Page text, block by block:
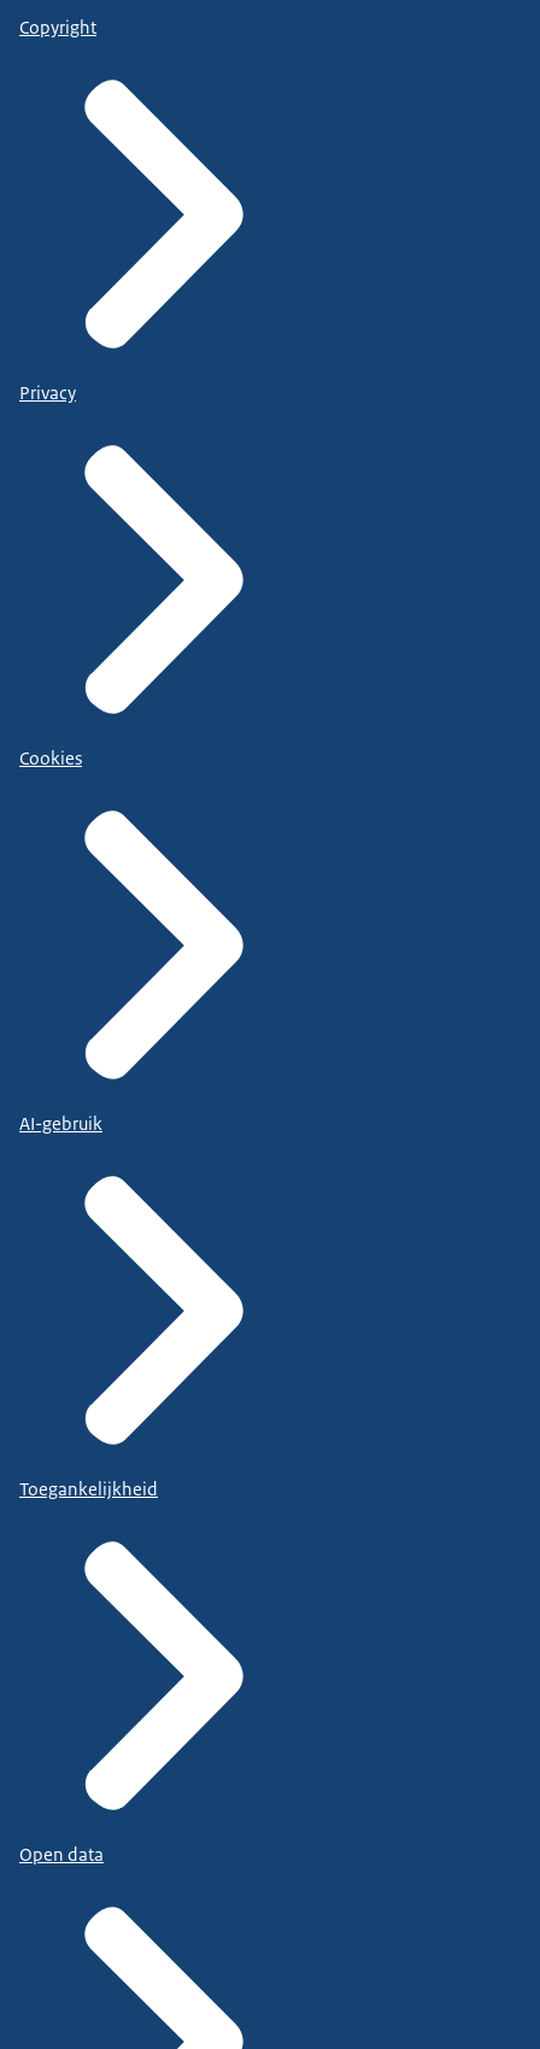
Copyright
Privacy
Cookies
AI-gebruik
Toegankelijkheid
Open data